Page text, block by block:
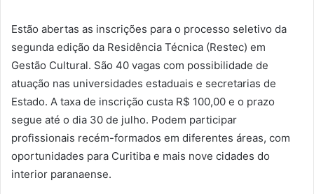
Estão abertas as inscrições para o processo seletivo da
segunda edição da Residência Técnica (Restec) em
Gestão Cultural. São 40 vagas com possibilidade de
atuação nas universidades estaduais e secretarias de
Estado. A taxa de inscrição custa R$ 100,00 e o prazo
segue até o dia 30 de julho. Podem participar
profissionais recém-formados em diferentes áreas, com
oportunidades para Curitiba e mais nove cidades do
interior paranaense.